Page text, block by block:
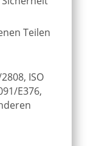
Teilen
ISO
E376,